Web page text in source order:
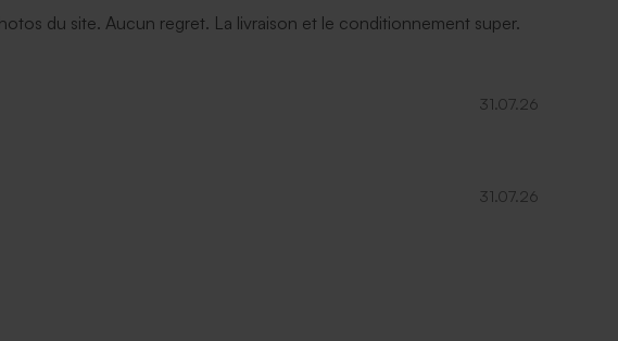
du site. Aucun regret. La livraison et le conditionnement super.
31.07.26
31.07.26